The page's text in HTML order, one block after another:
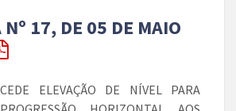
Nº 17, DE 05 DE MAIO
ELEVAÇÃO DE NÍVEL PARA